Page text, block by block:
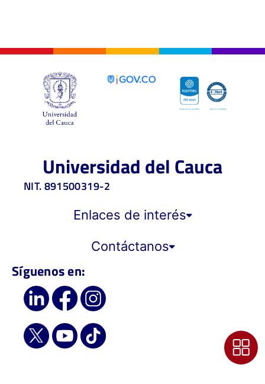
Universidad del Cauca
NIT. 891500319-2
Enlaces de interés
Contáctanos
Síguenos en: